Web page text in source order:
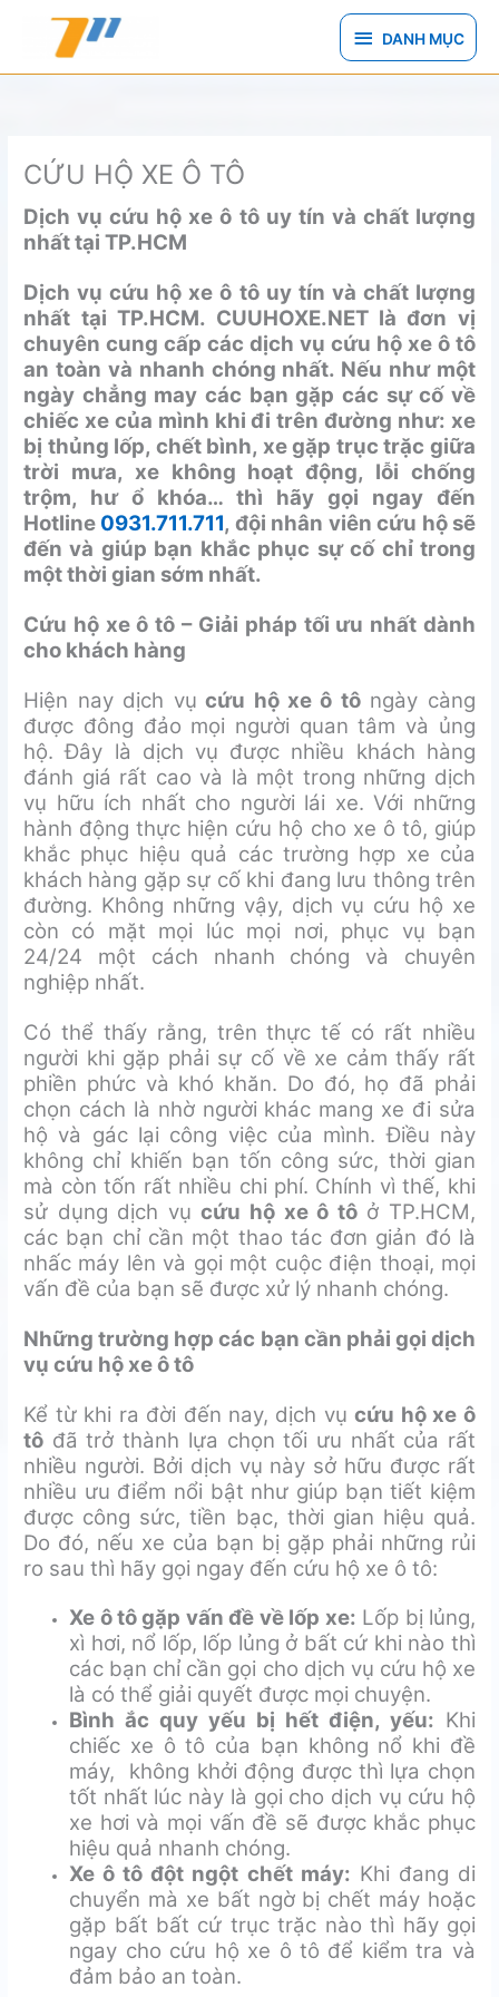
DANH
MỤC
DANH MỤC
CỨU HỘ XE Ô TÔ
Dịch vụ cứu hộ xe ô tô uy tín và chất lượng
nhất tại TP.HCM
Dịch vụ cứu hộ xe ô tô uy tín và chất lượng
nhất tại TP.HCM. CUUHOXE.NET là đơn vị
chuyên cung cấp các dịch vụ cứu hộ xe ô tô
an toàn và nhanh chóng nhất. Nếu như một
ngày chẳng may các bạn gặp các sự cố về
chiếc xe của mình khi đi trên đường như: xe
bị thủng lốp, chết bình, xe gặp trục trặc giữa
trời mưa, xe không hoạt động, lỗi chống
trộm, hư ổ khóa… thì hãy gọi ngay đến
Hotline 0931.711.711, đội nhân viên cứu hộ sẽ
đến và giúp bạn khắc phục sự cố chỉ trong
một thời gian sớm nhất.
Cứu hộ xe ô tô – Giải pháp tối ưu nhất dành
cho khách hàng
Hiện nay dịch vụ cứu hộ xe ô tôngày càng
được đông đảo mọi người quan tâm và ủng
hộ. Đây là dịch vụ được nhiều khách hàng
đánh giá rất cao và là một trong những dịch
vụ hữu ích nhất cho người lái xe. Với những
hành động thực hiện cứu hộ cho xe ô tô, giúp
khắc phục hiệu quả các trường hợp xe của
khách hàng gặp sự cố khi đang lưu thông trên
đường. Không những vậy, dịch vụ cứu hộ xe
còn có mặt mọi lúc mọi nơi, phục vụ bạn
24/24 một cách nhanh chóng và chuyên
nghiệp nhất.
Có thể thấy rằng, trên thực tế có rất nhiều
người khi gặp phải sự cố về xe cảm thấy rất
phiền phức và khó khăn. Do đó, họ đã phải
chọn cách là nhờ người khác mang xe đi sửa
hộ và gác lại công việc của mình. Điều này
không chỉ khiến bạn tốn công sức, thời gian
mà còn tốn rất nhiều chi phí. Chính vì thế, khi
sử dụng dịch vụcứu hộ xe ô tôở TP.HCM,
các bạn chỉ cần một thao tác đơn giản đó là
nhấc máy lên và gọi một cuộc điện thoại, mọi
vấn đề của bạn sẽ được xử lý nhanh chóng.
Những trường hợp các bạn cần phải gọi dịch
vụ cứu hộ xe ô tô
Kể từ khi ra đời đến nay, dịch vụcứu hộ xe ô
tô đã trở thành lựa chọn tối ưu nhất của rất
nhiều người. Bởi dịch vụ này sở hữu được rất
nhiều ưu điểm nổi bật như giúp bạn tiết kiệm
được công sức, tiền bạc, thời gian hiệu quả.
Do đó, nếu xe của bạn bị gặp phải những rủi
ro sau thì hãy gọi ngay đến cứu hộ xe ô tô:
Xe ô tô gặp vấn đề về lốp xe: Lốp bị lủng,
xì hơi, nổ lốp, lốp lủng ở bất cứ khi nào thì
các bạn chỉ cần gọi cho dịch vụ cứu hộ xe
là có thể giải quyết được mọi chuyện.
Bình ắc quy yếu bị hết điện, yếu: Khi
chiếc xe ô tô của bạn không nổ khi đề
máy, không khởi động được thì lựa chọn
tốt nhất lúc này là gọi cho dịch vụ cứu hộ
xe hơi và mọi vấn đề sẽ được khắc phục
hiệu quả nhanh chóng.
Xe ô tô đột ngột chết máy: Khi đang di
chuyển mà xe bất ngờ bị chết máy hoặc
gặp bất bất cứ trục trặc nào thì hãy gọi
ngay cho cứu hộ xe ô tô để kiểm tra và
đảm bảo an toàn.